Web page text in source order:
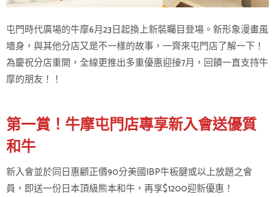
屯門時代廣場的牛摩6月23日起換上新裝矚目登場。新形象漫畫風
墻身，與其他分店又是不一樣的故事，一齊來屯門店了解一下！
為慶祝分店重開，全線更推出多重優惠迎接7月，回饋一直支持牛
摩的朋友！！
第一賞！牛摩屯門店專享新入會送優質
和牛
新入會並於同日惠顧正價90分美國IBP牛板腱或以上放題之會
員，即送一份日本頂級熊本和牛，再享$1200迎新優惠！